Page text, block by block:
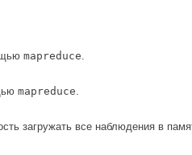
mapreduce.
mapreduce.
загружать все наблюдения в